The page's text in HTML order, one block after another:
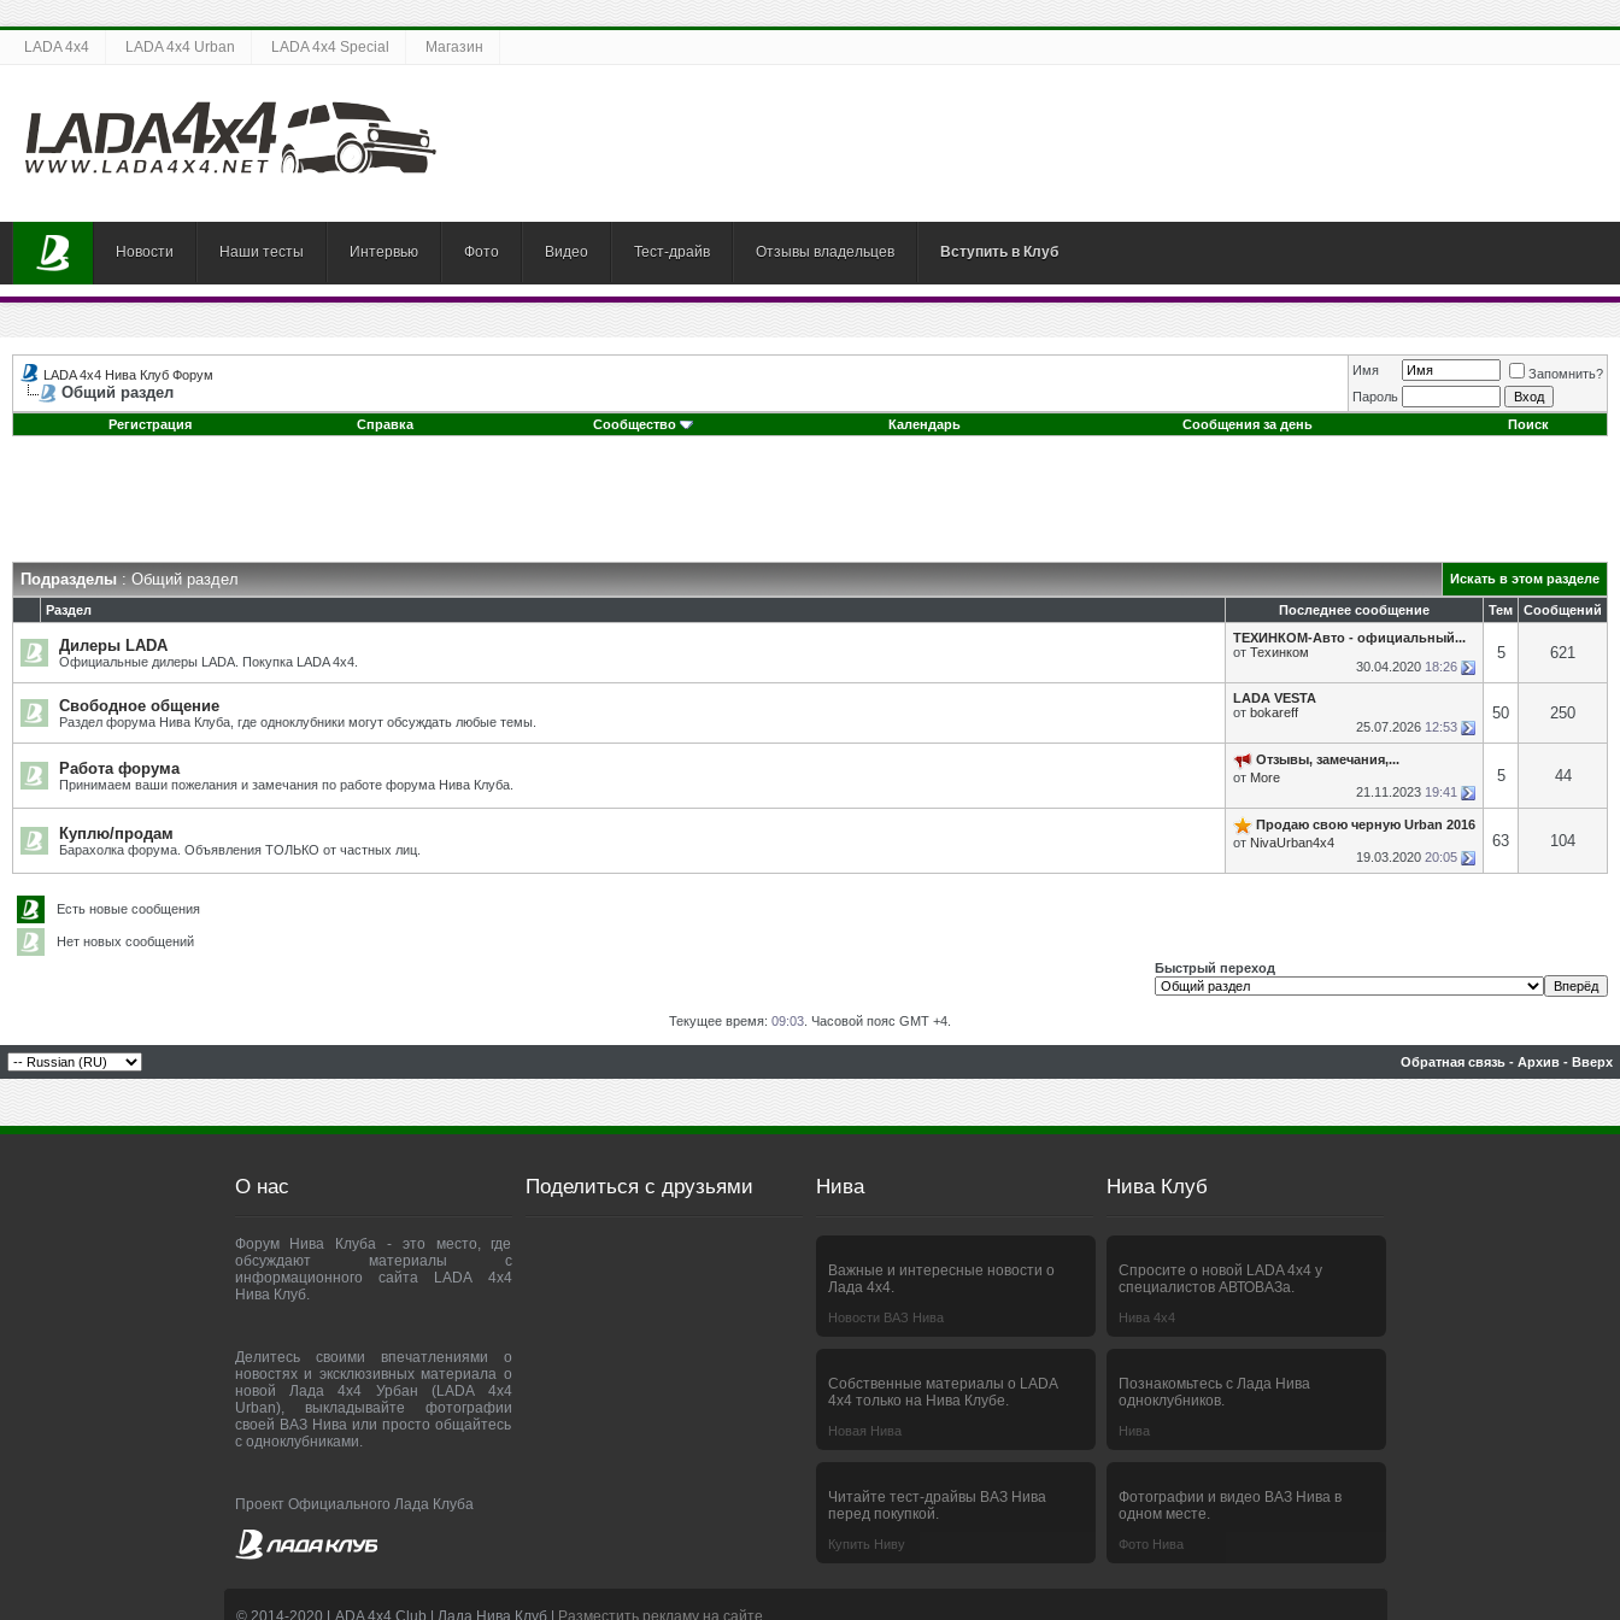
LADA 4x4 LADA 4x4 Urban LADA 4x4 Special Магазин
Новости Наши тесты Интервью Фото Видео Тест-драйв Отзывы владельцев Вступить в Клуб
LADA 4x4 Нива Клуб Форум
Общий раздел
Имя
Запомнить?
Пароль
Регистрация
Справка Сообщество Календарь Сообщения за день Поиск
Подразделы: Общий раздел Искать в этом разделе
Раздел Последнее сообщение Тем Сообщений
Дилеры LADA
Официальные дилеры LADA. Покупка LADA 4x4.
ТЕХИНКОМ-Авто - официальный...
от Техинком
30.04.2020 18:26
5 621
Свободное общение
Раздел форума Нива Клуба, где одноклубники могут обсуждать любые темы.
LADA VESTA
от bokareff
25.07.2026 12:53
50 250
Работа форума
Принимаем ваши пожелания и замечания по работе форума Нива Клуба.
Отзывы, замечания,...
от More
21.11.2023 19:41
5 44
Куплю/продам
Барахолка форума. Объявления ТОЛЬКО от частных лиц.
Продаю свою черную Urban 2016
от NivaUrban4x4
19.03.2020 20:05
63 104
Есть новые сообщения
Нет новых сообщений
Быстрый переход
Текущее время: 09:03 . Часовой пояс GMT +4.
Обратная связь - Архив - Вверх
О нас
Форум Нива Клуба - это место, где
обсуждают материалы с
информационного сайта LADA 4x4
Нива Клуб.
Делитесь своими впечатлениями о
новостях и эксклюзивных материала о
новой Лада 4х4 Урбан (LADA 4x4
Urban), выкладывайте фотографии
своей ВАЗ Нива или просто общайтесь
с одноклубниками.
Проект Официального Лада Клуба
Поделиться с друзьями Нива
Важные и интересные новости о
Лада 4х4.
Новости ВАЗ Нива
Собственные материалы о LADA
4x4 только на Нива Клубе.
Новая Нива
Читайте тест-драйвы ВАЗ Нива
перед покупкой.
Купить Ниву
Нива Клуб
Спросите о новой LADA 4x4 у
специалистов АВТОВАЗа.
Нива 4х4
Познакомьтесь с Лада Нива
одноклубников.
Нива
Фотографии и видео ВАЗ Нива в
одном месте.
Фото Нива
© 2014-2020 LADA 4x4 Club | Лада Нива Клуб | Разместить рекламу на сайте